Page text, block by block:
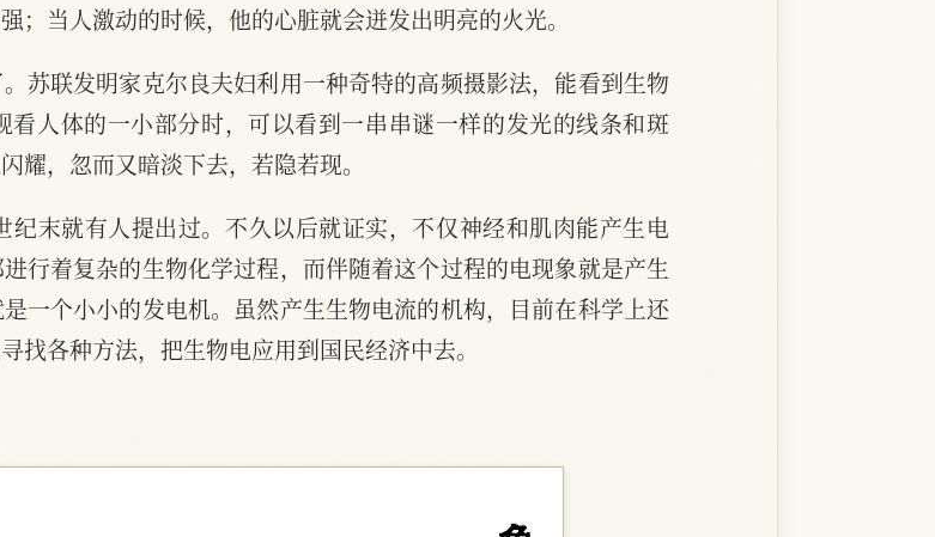
；当人激动的时候，他的心脏就会迸发出明亮的火光。
苏联发明家克尔良夫妇利用一种奇特的高频摄影法，能看到生物
人体的一小部分时，可以看到一串串谜一样的发光的线条和斑
耀，忽而又暗淡下去，若隐若现。
末就有人提出过。不久以后就证实，不仅神经和肌肉能产生电
行着复杂的生物化学过程，而伴随着这个过程的电现象就是产生
一个小小的发电机。虽然产生生物电流的机构，目前在科学上还
找各种方法，把生物电应用到国民经济中去。